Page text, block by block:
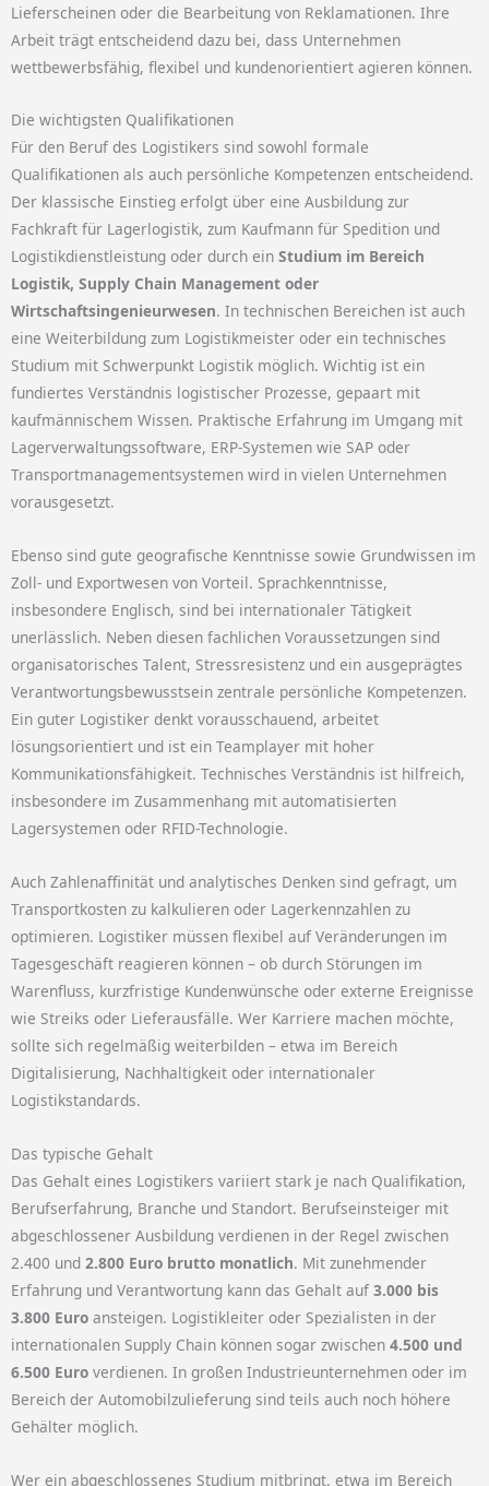
Lieferscheinen oder die Bearbeitung von Reklamationen. Ihre
Arbeit trägt entscheidend dazu bei, dass Unternehmen
wettbewerbsfähig, flexibel und kundenorientiert agieren können.
Die wichtigsten Qualifikationen
Für den Beruf des Logistikers sind sowohl formale
Qualifikationen als auch persönliche Kompetenzen entscheidend.
Der klassische Einstieg erfolgt über eine Ausbildung zur
Fachkraft für Lagerlogistik, zum Kaufmann für Spedition und
Logistikdienstleistung oder durch ein Studium im Bereich
Logistik, Supply Chain Management oder
Wirtschaftsingenieurwesen. In technischen Bereichen ist auch
eine Weiterbildung zum Logistikmeister oder ein technisches
Studium mit Schwerpunkt Logistik möglich. Wichtig ist ein
fundiertes Verständnis logistischer Prozesse, gepaart mit
kaufmännischem Wissen. Praktische Erfahrung im Umgang mit
Lagerverwaltungssoftware, ERP-Systemen wie SAP oder
Transportmanagementsystemen wird in vielen Unternehmen
vorausgesetzt.
Ebenso sind gute geografische Kenntnisse sowie Grundwissen im
Zoll- und Exportwesen von Vorteil. Sprachkenntnisse,
insbesondere Englisch, sind bei internationaler Tätigkeit
unerlässlich. Neben diesen fachlichen Voraussetzungen sind
organisatorisches Talent, Stressresistenz und ein ausgeprägtes
Verantwortungsbewusstsein zentrale persönliche Kompetenzen.
Ein guter Logistiker denkt vorausschauend, arbeitet
lösungsorientiert und ist ein Teamplayer mit hoher
Kommunikationsfähigkeit. Technisches Verständnis ist hilfreich,
insbesondere im Zusammenhang mit automatisierten
Lagersystemen oder RFID-Technologie.
Auch Zahlenaffinität und analytisches Denken sind gefragt, um
Transportkosten zu kalkulieren oder Lagerkennzahlen zu
optimieren. Logistiker müssen flexibel auf Veränderungen im
Tagesgeschäft reagieren können – ob durch Störungen im
Warenfluss, kurzfristige Kundenwünsche oder externe Ereignisse
wie Streiks oder Lieferausfälle. Wer Karriere machen möchte,
sollte sich regelmäßig weiterbilden – etwa im Bereich
Digitalisierung, Nachhaltigkeit oder internationaler
Logistikstandards.
Das typische Gehalt
Das Gehalt eines Logistikers variiert stark je nach Qualifikation,
Berufserfahrung, Branche und Standort. Berufseinsteiger mit
abgeschlossener Ausbildung verdienen in der Regel zwischen
2.400 und 2.800 Euro brutto monatlich. Mit zunehmender
Erfahrung und Verantwortung kann das Gehalt auf 3.000 bis
3.800 Euro ansteigen. Logistikleiter oder Spezialisten in der
internationalen Supply Chain können sogar zwischen 4.500 und
6.500 Euro verdienen. In großen Industrieunternehmen oder im
Bereich der Automobilzulieferung sind teils auch noch höhere
Gehälter möglich.
Wer ein abgeschlossenes Studium mitbringt, etwa im Bereich